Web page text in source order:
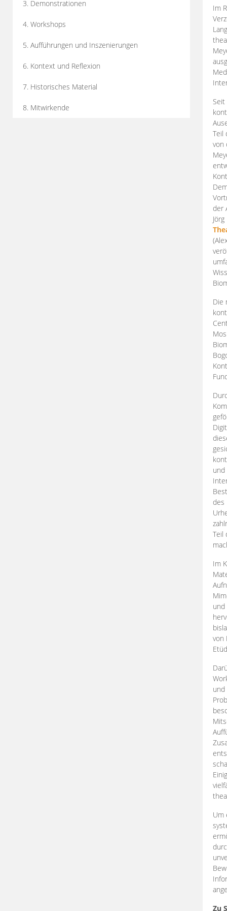
3. Demonstrationen
4. Workshops
5. Aufführungen und Inszenierungen
6. Kontext und Reflexion
7. Historisches Material
8. Mitwirkende
Im
Teil
von
der
Die
des
Teil
Im
und
von
und
Um
Zu